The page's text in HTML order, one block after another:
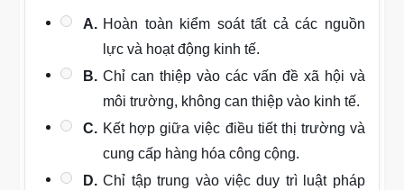
A. Hoàn toàn kiểm soát tất cả các nguồn
lực và hoạt động kinh tế.
B. Chỉ can thiệp vào các vấn đề xã hội và
môi trường, không can thiệp vào kinh tế.
C. Kết hợp giữa việc điều tiết thị trường và
cung cấp hàng hóa công cộng.
D. Chỉ tập trung vào việc duy trì luật pháp